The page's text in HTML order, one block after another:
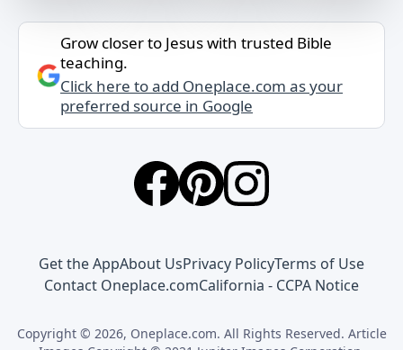
Grow closer to Jesus with trusted Bible
teaching.
Click here to add Oneplace.com as your
preferred source in Google
Get the AppAbout UsPrivacy PolicyTerms of Use
Contact Oneplace.comCalifornia - CCPA Notice
Copyright © 2026, Oneplace.com. All Rights Reserved. Article